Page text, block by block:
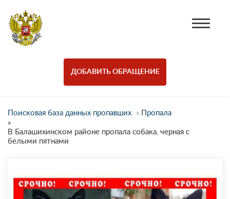
ДОБАВИТЬ ОБРАЩЕНИЕ
Поисковая база данных пропавших »
Пропала
»
В Балашихинском районе пропала собака, черная с
белыми пятнами